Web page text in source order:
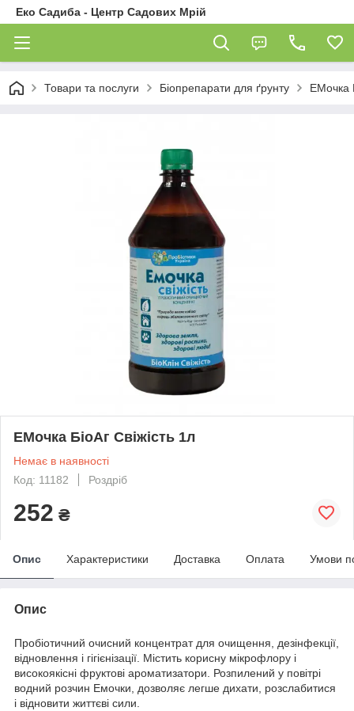
Еко Садиба - Центр Садових Мрій
Товари та послуги Біопрепарати для ґрунту ЕМочка
ЕМочка БіоАг Свіжість 1л
Немає в наявності
Код: 11182
Роздріб
252 ₴
Опис Характеристики Доставка Оплата Умови
Опис
Пробіотичний очисний концентрат для очищення, дезінфекції,
відновлення і гігієнізації. Містить корисну мікрофлору і
високоякісні фруктові ароматизатори. Розпилений у повітрі
водний розчин Емочки, дозволяє легше дихати, розслабитися
і відновити життєві сили.